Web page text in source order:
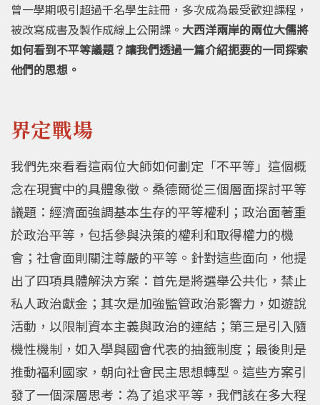
曾一學期吸引超過千名學生註冊，多次成為最受歡迎課程，
被改寫成書及製作成線上公開課。 大西洋兩岸的兩位大儒將
如何看到不平等議題？讓我們透過一篇介紹扼要的一同探索
他們的思想。
界定戰場
我們先來看看這兩位大師如何劃定「不平等」這個概
念在現實中的具體象徵。桑德爾從三個層面探討平等
議題：經濟面強調基本生存的平等權利；政治面著重
於政治平等，包括參與決策的權利和取得權力的機
會；社會面則關注尊嚴的平等。針對這些面向，他提
出了四項具體解決方案：首先是將選舉公共化，禁止
私人政治獻金；其次是加強監管政治影響力，如遊說
活動，以限制資本主義與政治的連結；第三是引入隨
機性機制，如入學與國會代表的抽籤制度；最後則是
推動福利國家，朝向社會民主思想轉型。這些方案引
發了一個深層思考：為了追求平等，我們該在多大程